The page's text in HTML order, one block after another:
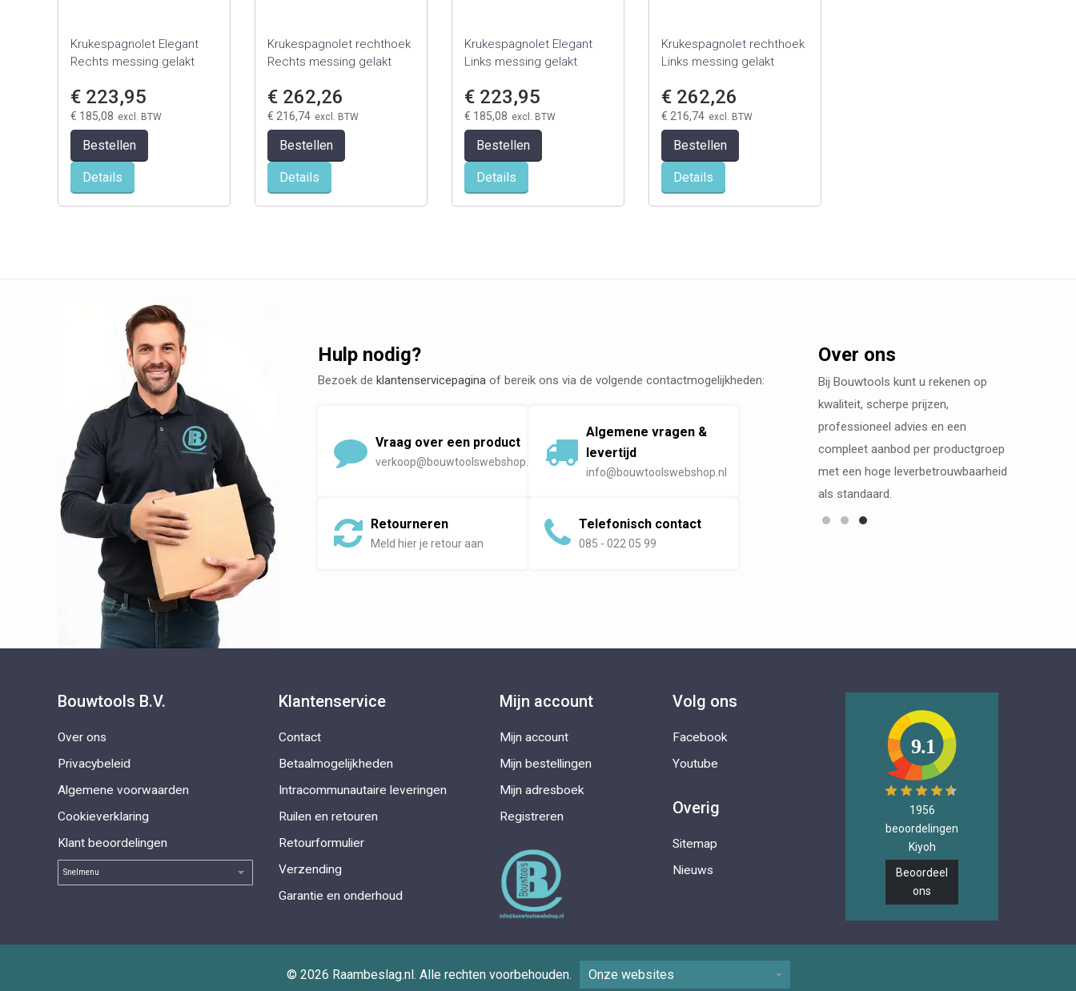
Krukespagnolet Elegant
Rechts messing gelakt
€ 223,95
€ 185,08
Bestellen
Details
Krukespagnolet rechthoek
Rechts messing gelakt
€ 262,26
€ 216,74
Bestellen
Details
Krukespagnolet Elegant
Links messing gelakt
€ 223,95
€ 185,08
Bestellen
Details
Krukespagnolet rechthoek
Links messing gelakt
€ 262,26
€ 216,74
Bestellen
Details
Hulp nodig?
Bezoek de klantenservicepagina of bereik ons via de volgende contactmogelijkheden:
Vraag over een product
verkoop@bouwtoolswebshop.nl
Algemene vragen &
levertijd
info@bouwtoolswebshop.nl
Retourneren
Meld hier je retour aan
Telefonisch contact
085 - 022 05 99
Over ons
Bij Bouwtools kunt u rekenen op
kwaliteit, scherpe prijzen,
professioneel advies en een
compleet aanbod per productgroep
met een hoge leverbetrouwbaarheid
als standaard.
Bouwtools B.V.
Over ons
Privacybeleid
Algemene voorwaarden
Cookieverklaring
Klant beoordelingen
Klantenservice
Contact
Betaalmogelijkheden
Intracommunautaire leveringen
Ruilen en retouren
Retourformulier
Verzending
Garantie en onderhoud
Mijn account
Mijn account
Mijn bestellingen
Mijn adresboek
Registreren
Volg ons
Facebook
Youtube
Overig
Sitemap
Nieuws
9.1
1956
beoordelingen
Kiyoh
Beoordeel
ons
© 2026 Raambeslag.nl. Alle rechten voorbehouden.